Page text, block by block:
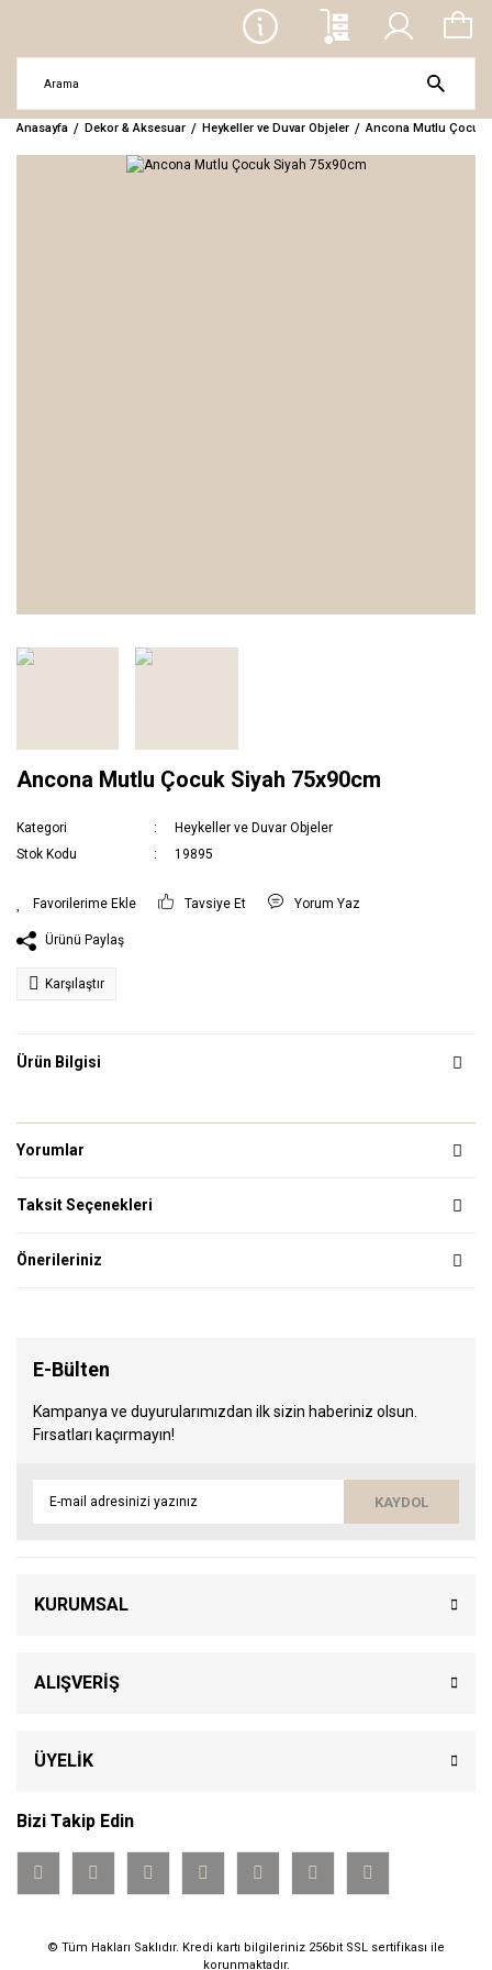
Anasayfa Dekor & Aksesuar Heykeller ve Duvar Objeler Ancona Mutlu Çocuk
Ancona Mutlu Çocuk Siyah 75x90cm
Kategori
Heykeller ve Duvar Objeler
Stok Kodu
19895
Tavsiye Et Yorum Yaz
Ürünü Paylaş
Karşılaştır
Ürün Bilgisi
Yorumlar
Taksit Seçenekleri
Önerileriniz
E-Bülten
Kampanya ve duyurularımızdan ilk sizin haberiniz olsun.
Fırsatları kaçırmayın!
KAYDOL
KURUMSAL
ALIŞVERİŞ
ÜYELİK
Bizi Takip Edin
© Tüm Hakları Saklıdır. Kredi kartı bilgileriniz 256bit SSL sertifikası ile
korunmaktadır.